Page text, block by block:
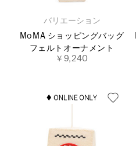
バリエーション
MoMA ショッピングバッグ
フェルトオーナメント
￥9,240